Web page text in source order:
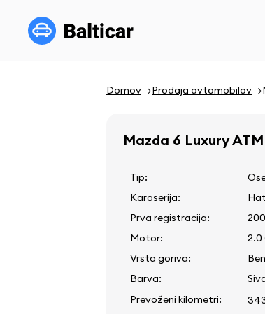
Domov Prodaja avtomobilov
Mazda 6 Luxury
Tip:
Karoserija:
Prva registracija:
Motor:
2.0
Vrsta goriva:
Barva:
Prevoženi kilometri: